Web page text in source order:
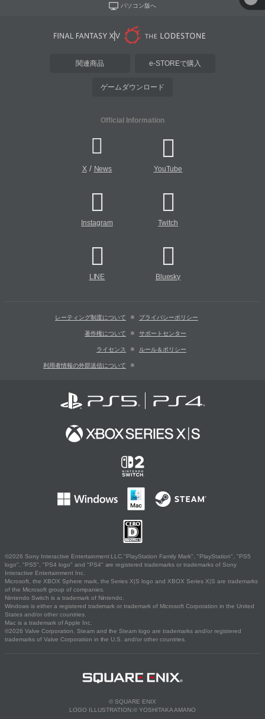
パソコン版へ
関連商品 e-STOREで購入
ゲームダウンロード
Official Information
X/ News YouTube
Instagram Twitch
LINE Bluesky
レーティング制度について プライバシーポリシー
著作権について サポートセンター
ライセンス ルール＆ポリシー
利用者情報の外部送信について
©2026 Sony Interactive Entertainment LLC."PlayStation Family Mark", "PlayStation", "PS5
logo", "PS5", "PS4 logo" and "PS4" are registered trademarks or trademarks of Sony
Interactive Entertainment Inc.
Microsoft, the XBOX Sphere mark, the Series X|S logo and XBOX Series X|S are trademarks
of the Microsoft group of companies.
Nintendo Switch is a trademark of Nintendo.
Windows is either a registered trademark or trademark of Microsoft Corporation in the United
States and/or other countries.
Mac is a trademark of Apple Inc.
©2026 Valve Corporation. Steam and the Steam logo are trademarks and/or registered
trademarks of Valve Corporation in the U.S. and/or other countries.
© SQUARE ENIX
LOGO ILLUSTRATION:© YOSHITAKA AMANO